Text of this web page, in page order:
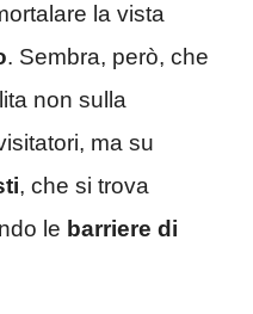
la vista
. Sembra, però, che
non sulla
ma su
, che si trova
le barriere di